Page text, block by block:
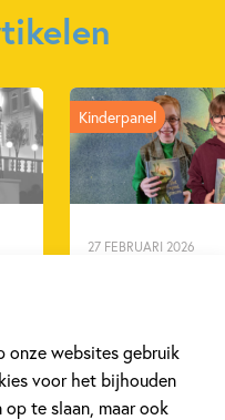
onze websites gebruik
voor het bijhouden
te slaan, maar ook
27 FEBRUARI 2026
Kinderpanel
Lees meer